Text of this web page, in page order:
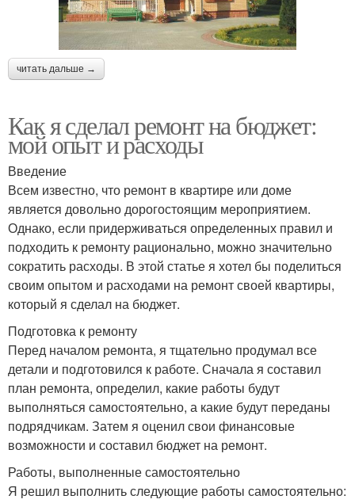
читать дальше →
Как я сделал ремонт на бюджет:
мой опыт и расходы
Введение
Всем известно, что ремонт в квартире или доме
является довольно дорогостоящим мероприятием.
Однако, если придерживаться определенных правил и
подходить к ремонту рационально, можно значительно
сократить расходы. В этой статье я хотел бы поделиться
своим опытом и расходами на ремонт своей квартиры,
который я сделал на бюджет.
Подготовка к ремонту
Перед началом ремонта, я тщательно продумал все
детали и подготовился к работе. Сначала я составил
план ремонта, определил, какие работы будут
выполняться самостоятельно, а какие будут переданы
подрядчикам. Затем я оценил свои финансовые
возможности и составил бюджет на ремонт.
Работы, выполненные самостоятельно
Я решил выполнить следующие работы самостоятельно: